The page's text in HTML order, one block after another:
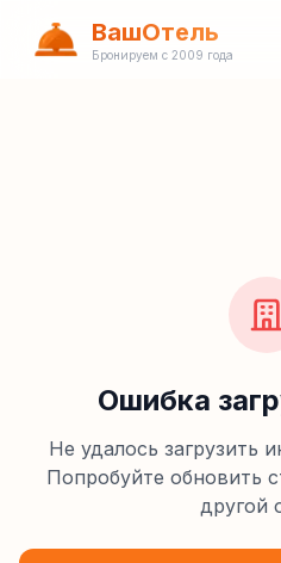
ВашОтель
Бронируем с 2009 года
Ошибка
Не удалось загрузить
Попробуйте обновить
другой